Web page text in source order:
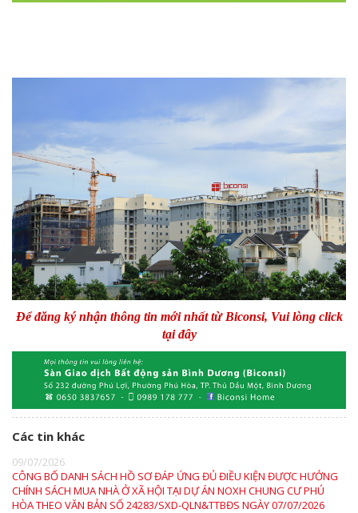
Để đăng ký nhận thông tin mới nhất từ Biconsi, Vui lòng click
tại đây
Các tin khác
09/07/2026
CÔNG BỐ DANH SÁCH HỒ SƠ ĐÁP ỨNG ĐỦ ĐIỀU KIỆN ĐƯỢC HƯỞNG
CHÍNH SÁCH MUA NHÀ Ở XÃ HỘI TẠI DỰ ÁN NOXH CHUNG CƯ PHÚ
HÒA THEO VĂN BẢN SỐ 24283/SXD-QLN&TTBĐS NGÀY 07/07/2026